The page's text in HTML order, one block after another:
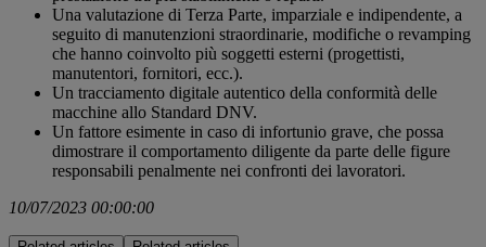
Una valutazione di Terza Parte, imparziale e indipendente, a
seguito di manutenzioni straordinarie, modifiche o revamping
che hanno coinvolto più soggetti esterni (progettisti,
manutentori, fornitori, ecc.).
Un tracciamento digitale autentico della conformità delle
macchine allo Standard DNV.
Un fattore esimente in caso di infortunio grave, che possa
dimostrare il comportamento diligente da parte delle figure
responsabili penalmente nei confronti dei lavoratori.
10/07/2023 00:00:00